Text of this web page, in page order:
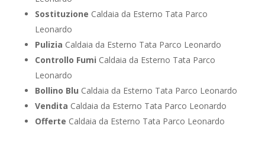
Sostituzione Caldaia da Esterno Tata Parco
Leonardo
Pulizia Caldaia da Esterno Tata Parco Leonardo
Controllo Fumi Caldaia da Esterno Tata Parco
Leonardo
Bollino Blu Caldaia da Esterno Tata Parco Leonardo
Vendita Caldaia da Esterno Tata Parco Leonardo
Offerte Caldaia da Esterno Tata Parco Leonardo